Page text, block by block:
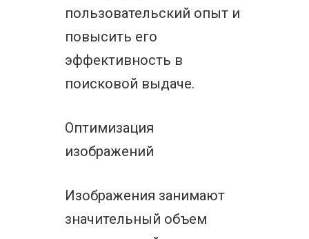
пользовательский опыт и
повысить его
эффективность в
поисковой выдаче.
Оптимизация
изображений
Изображения занимают
значительный объем